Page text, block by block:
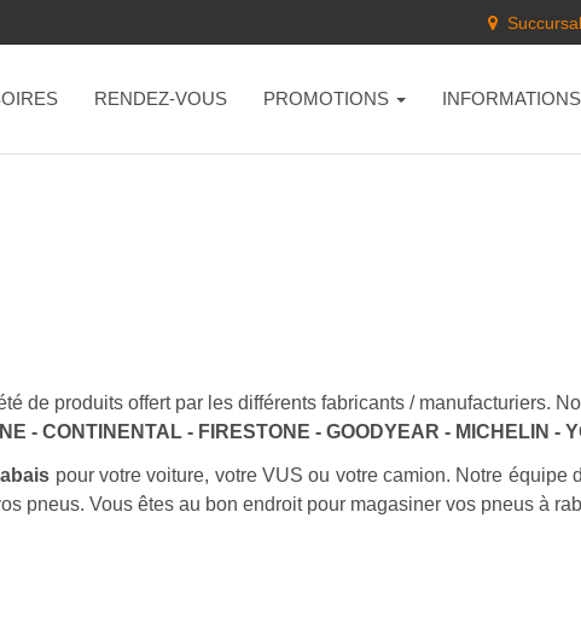
RENDEZ-VOUS PROMOTIONS INFORMATIONS
de produits offert par les différents fabricants / manufacturiers.
- CONTINENTAL - FIRESTONE - GOODYEAR - MICHELIN -
pour votre voiture, votre VUS ou votre camion. Notre
pneus. Vous êtes au bon endroit pour magasiner vos pneus à